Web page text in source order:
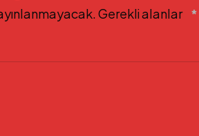
Gerekli alanlar *